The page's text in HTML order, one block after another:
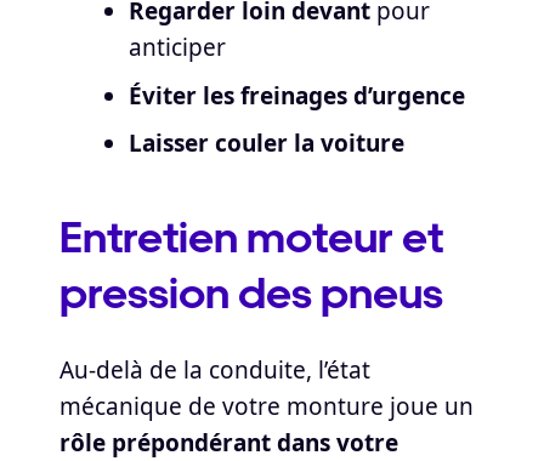
Regarder loin devantpour
anticiper
Éviter les freinages d’urgence
Laisser couler la voiture
Entretien moteur et
pression des pneus
Au-delà de la conduite, l’état
mécanique de votre monture joue un
rôle prépondérant dans votre